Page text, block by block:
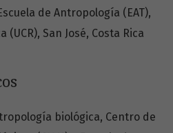
de Antropología (EAT),
San José, Costa Rica
biológica, Centro de